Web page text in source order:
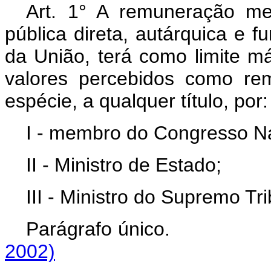
Art. 1° A remuneração
pública direta, autárquica e
da União, terá como limite
valores percebidos como
espécie, a qualquer título, por:
I - membro do Congresso
II - Ministro de Estado;
III - Ministro do Supremo
Parágrafo
2002)